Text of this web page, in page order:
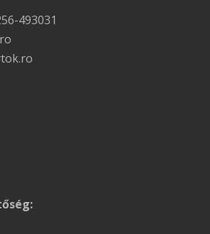
493031